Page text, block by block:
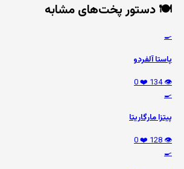
🍽️ دستور پخت‌های مشابه
🍳
پاستا آلفردو
👁️ 134
❤️ 0
🍳
پیتزا مارگاریتا
👁️ 128
❤️ 0
🍳